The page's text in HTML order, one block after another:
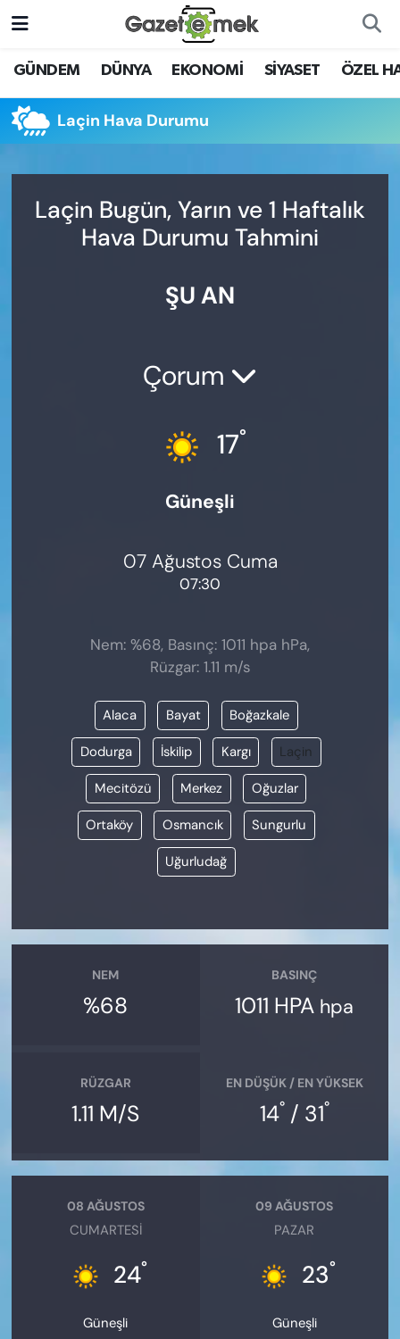
GÜNDEM DÜNYA EKONOMİ SİYASET ÖZEL
Laçin Hava Durumu
Laçin Bugün, Yarın ve 1 Haftalık
Hava Durumu Tahmini
ŞU AN
Çorum
17°
Güneşli
07 Ağustos Cuma
07:30
Nem: %68, Basınç: 1011 hpa hPa,
Rüzgar: 1.11 m/s
Alaca Bayat Boğazkale
Dodurga İskilip Kargı Laçin
Mecitözü Merkez Oğuzlar
Ortaköy Osmancık Sungurlu
Uğurludağ
NEM
%68
BASINÇ
1011 HPA hpa
RÜZGAR
1.11 M/S
EN DÜŞÜK / EN YÜKSEK
14°/ 31°
08 AĞUSTOS
CUMARTESI
24°
Güneşli
09 AĞUSTOS
PAZAR
23°
Güneşli
DÜNYA
EKONOMİ
YENİ MEDYADA EMEK
GAZETECİLİĞİNİ GELİŞTİRMEK
ÖZEL HABER
SİYASET
VAN VE DİYARBAKIR HABERLERİ
Nöbetçi Eczaneler
Hava Durumu
Trafik Durumu
Süper Lig Puan Durumu ve Fikstür